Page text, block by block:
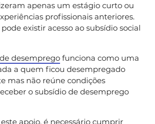
apenas um estágio curto ou
profissionais anteriores.
pode existir acesso ao subsídio social
desemprego funciona como uma
a quem ficou desempregado
mas não reúne condições
o subsídio de desemprego
apoio, é necessário cumprir